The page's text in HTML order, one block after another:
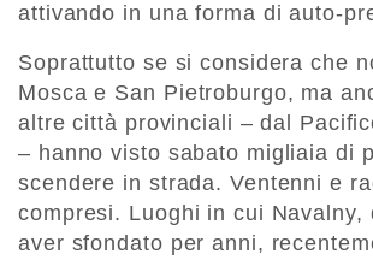
attivando in una forma di auto-
Soprattutto se si considera che
Mosca e San Pietroburgo, ma
altre città provinciali – dal
– hanno visto sabato migliaia di
scendere in strada. Ventenni e
compresi. Luoghi in cui Navalny,
aver sfondato per anni,